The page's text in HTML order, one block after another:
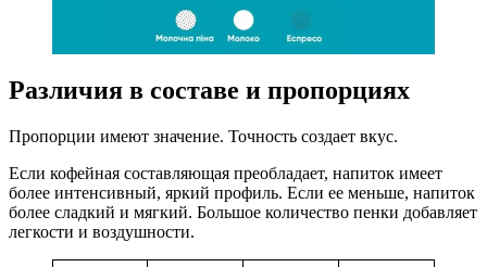
Различия в составе и пропорциях
Пропорции имеют значение. Точность создает вкус.
Если кофейная составляющая преобладает, напиток имеет
более интенсивный, яркий профиль. Если ее меньше, напиток
более сладкий и мягкий. Большое количество пенки добавляет
легкости и воздушности.